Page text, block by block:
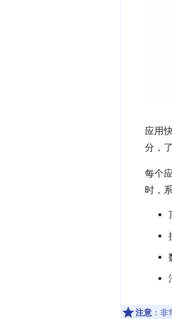
应用
分，
每个
时，
注意 ：